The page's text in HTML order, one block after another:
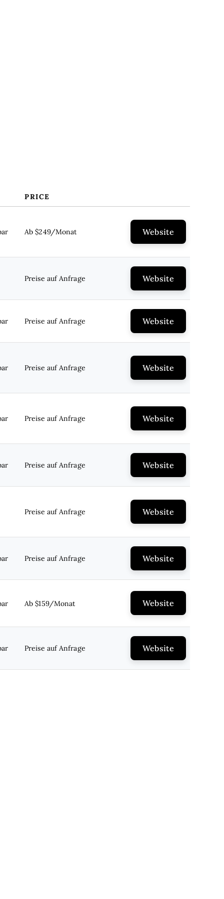
PRICE
Ab $249/Monat Website
Preise auf Anfrage Website
Preise auf Anfrage Website
Preise auf Anfrage Website
Preise auf Anfrage Website
Preise auf Anfrage Website
Preise auf Anfrage Website
Preise auf Anfrage Website
Ab $159/Monat Website
Preise auf Anfrage Website